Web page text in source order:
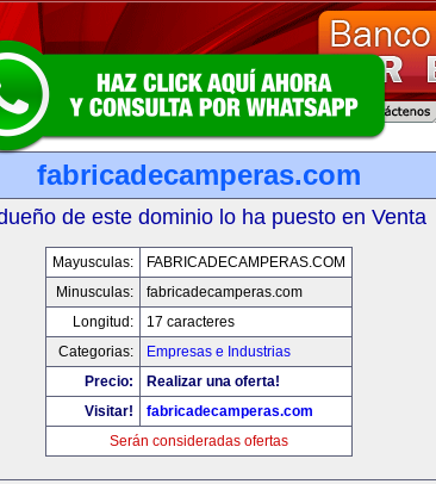
fabricadecamperas.com
de este dominio lo ha puesto en Venta
Mayusculas:
FABRICADECAMPERAS.COM
Minusculas:
fabricadecamperas.com
Longitud:
17 caracteres
Categorias:
Empresas e Industrias
Precio:
Realizar una oferta!
Visitar!
fabricadecamperas.com
Serán consideradas ofertas